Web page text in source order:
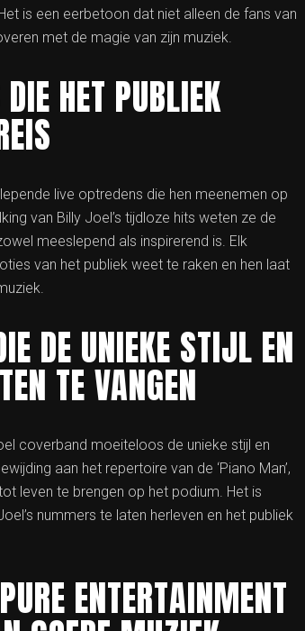
is een eerbetoon dat niet alleen de fans van
met de magie van zijn muziek.
HET PUBLIEK
live optredens die hen meenemen op
van Billy Joel’s tijdloze hits weten ze de
meeslepend als inspirerend is. Elk
van het publiek weet te raken en hen laat
DE UNIEKE STIJL EN
TE VANGEN
coverband moeiteloos de unieke stijl en
aan het repertoire van de ‘Piano Man’,
leven te brengen op het podium. Het is
nummers te laten herleven en het publiek
ENTERTAINMENT